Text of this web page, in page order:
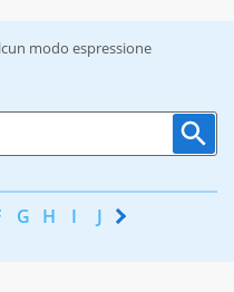
modo espressione
G H I J K